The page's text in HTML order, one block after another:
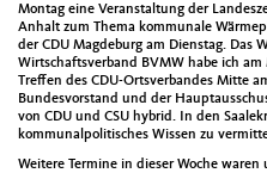
Montag eine Veranstaltung der
Anhalt zum Thema kommunale
der CDU Magdeburg am Dienstag. Das
Wirtschaftsverband BVMW habe ich
Treffen des CDU-Ortsverbandes Mitte
Bundesvorstand und der
von CDU und CSU hybrid. In den
kommunalpolitisches Wissen zu
Weitere Termine in dieser Woche